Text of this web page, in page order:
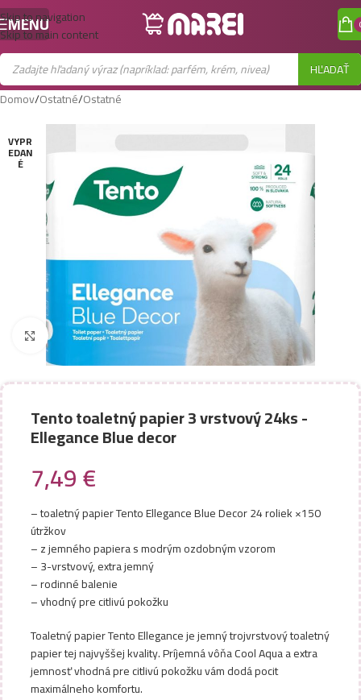
Skip to navigation
Skip to main content
MENU
HĽADAŤ
Domov/Ostatné/Ostatné
VYPR
EDAN
É
Zobraziť väčší obrázok
Tento toaletný papier 3 vrstvový 24ks -
Ellegance Blue decor
7,49€
– toaletný papier Tento Ellegance Blue Decor 24 roliek ×150
útržkov
– z jemného papiera s modrým ozdobným vzorom
– 3-vrstvový, extra jemný
– rodinné balenie
– vhodný pre citlivú pokožku
Toaletný papier Tento Ellegance je jemný trojvrstvový toaletný
papier tej najvyššej kvality. Príjemná vôňa Cool Aqua a extra
jemnosť vhodná pre citlivú pokožku vám dodá pocit
maximálneho komfortu.